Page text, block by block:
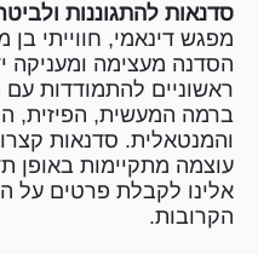
סדנאות להתגוננות
מפגש דינאמי, חווייתי
הסדנה מעצימה ומעניקה
ראשוניים להתמודדות עם
ברמה המעשית, הפיזית,
והמנטאלית. סדנאות
עוצמה מתקיימות באופן
אלינו לקבלת פרטים על
הקרובות.